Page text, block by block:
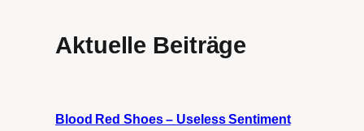
Aktuelle Beiträge
Blood Red Shoes – Useless Sentiment